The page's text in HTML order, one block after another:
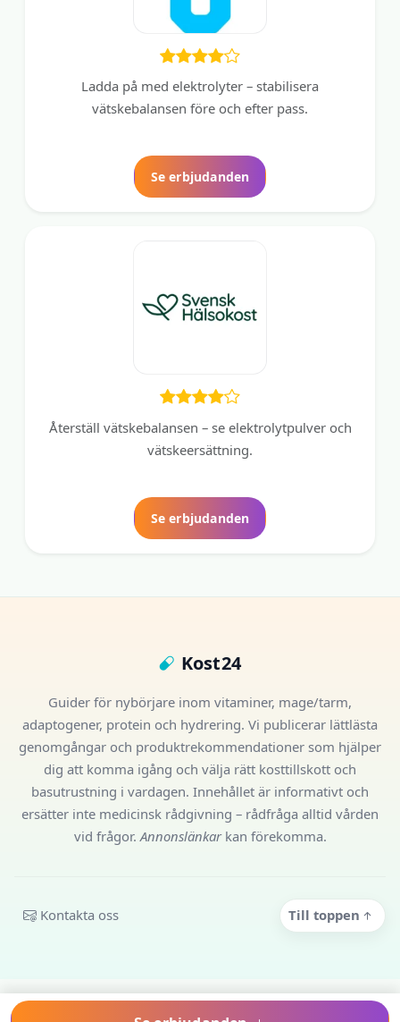
Ladda på med elektrolyter – stabilisera
vätskebalansen före och efter pass.
Se erbjudanden
Återställ vätskebalansen – se elektrolytpulver och
vätskeersättning.
Se erbjudanden
Kost24
Guider för nybörjare inom vitaminer, mage/tarm,
adaptogener, protein och hydrering. Vi publicerar lättlästa
genomgångar och produktrekommendationer som hjälper
dig att komma igång och välja rätt kosttillskott och
basutrustning i vardagen. Innehållet är informativt och
ersätter inte medicinsk rådgivning – rådfråga alltid vården
vid frågor. Annonslänkarkan förekomma.
Kontakta oss Till toppen